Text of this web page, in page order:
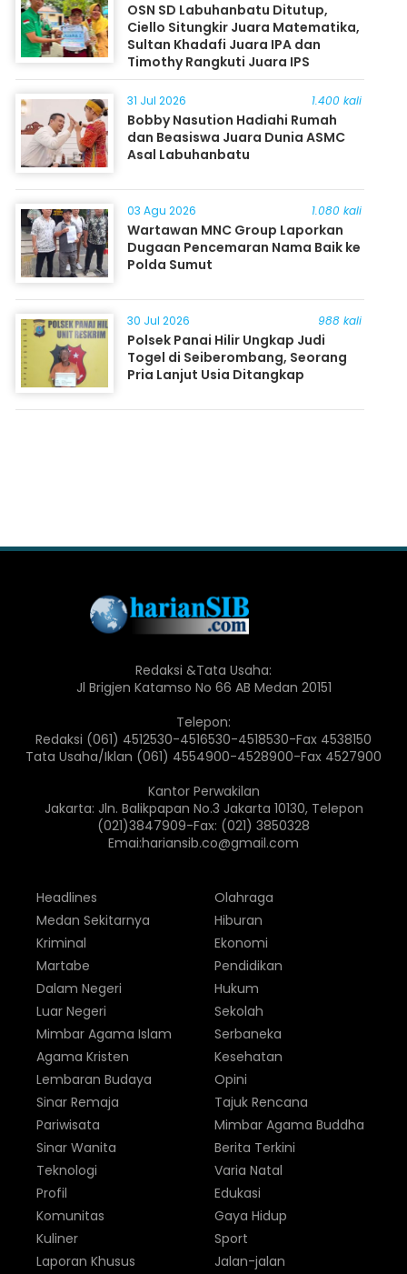
OSN SD Labuhanbatu Ditutup,
Ciello Situngkir Juara Matematika,
Sultan Khadafi Juara IPA dan
Timothy Rangkuti Juara IPS
31 Jul 2026 1.400 kali
Bobby Nasution Hadiahi Rumah
dan Beasiswa Juara Dunia ASMC
Asal Labuhanbatu
03 Agu 2026 1.080 kali
Wartawan MNC Group Laporkan
Dugaan Pencemaran Nama Baik ke
Polda Sumut
30 Jul 2026 988 kali
Polsek Panai Hilir Ungkap Judi
Togel di Seiberombang, Seorang
Pria Lanjut Usia Ditangkap
Redaksi &Tata Usaha:
Jl Brigjen Katamso No 66 AB Medan 20151
Telepon:
Redaksi (061) 4512530-4516530-4518530-Fax 4538150
Tata Usaha/Iklan (061) 4554900-4528900-Fax 4527900
Kantor Perwakilan
Jakarta: Jln. Balikpapan No.3 Jakarta 10130, Telepon
(021)3847909-Fax: (021) 3850328
Emai:hariansib.co@gmail.com
Headlines
Medan Sekitarnya
Kriminal
Martabe
Dalam Negeri
Luar Negeri
Olahraga
Hiburan
Ekonomi
Pendidikan
Hukum
Sekolah
Mimbar Agama Islam
Agama Kristen
Lembaran Budaya
Sinar Remaja
Pariwisata
Sinar Wanita
Serbaneka
Kesehatan
Opini
Tajuk Rencana
Mimbar Agama Buddha
Berita Terkini
Teknologi
Profil
Komunitas
Kuliner
Laporan Khusus
Varia Natal
Edukasi
Gaya Hidup
Sport
Jalan-jalan